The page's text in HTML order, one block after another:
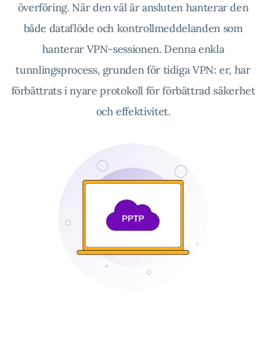
överföring. När den väl är ansluten hanterar den
både dataflöde och kontrollmeddelanden som
hanterar VPN-sessionen. Denna enkla
tunnlingsprocess, grunden för tidiga VPN: er, har
förbättrats i nyare protokoll för förbättrad säkerhet
och effektivitet.